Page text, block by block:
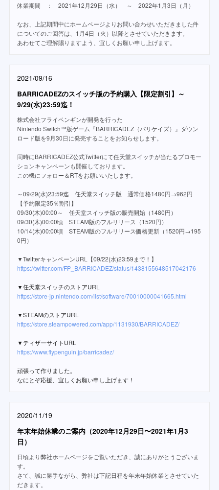
休業期間 ： 2021年12月29日（水） ～ 2022年1月3日（月）
なお、上記期間中にホームページよりお問い合わせいただきました件
についてのご回答は、1月4日（火）以降とさせていただきます。
あわせてご理解賜りますよう、宜しくお願い申し上げます。
2021/09/16
BARRICADEZのスイッチ版の予約購入【限定割引】～
9/29(水)23:59迄！
株式会社フライペンギンが開発を行った
Nintendo Switch™版ゲーム『BARRICADEZ（バリケイズ）』ダウン
ロード版を9月30日に発売することをお知らせします。
同時にBARRICADEZ公式Twitterにて任天堂スイッチが当たるプロモー
ションキャンペーンも開催しております。
この機にフォロー＆RTをお願いいたします。
～09/29(水)23:59迄 任天堂スイッチ版 通常価格1480円→962円
【予約限定35％割引】
09/30(木)00:00～ 任天堂スイッチ版の販売開始（1480円）
09/30(木)00:00頃 STEAM版のフルリリース（1520円）
10/14(木)00:00頃 STEAM版のフルリリース価格更新（1520円→195
0円）
▼TwitterキャンペーンURL【09/22(水)23:59まで！】
https://twitter.com/FP_BARRICADEZ/status/1438155648517042176
▼任天堂スイッチのストアURL
https://store-jp.nintendo.com/list/software/70010000041665.html
▼STEAMのストアURL
https://store.steampowered.com/app/1131930/BARRICADEZ/
▼ティザーサイトURL
https://www.flypenguin.jp/barricadez/
頑張って作りました。
なにとぞ応援、宜しくお願い申し上げます！
2020/11/19
年末年始休業のご案内（2020年12月29日〜2021年1月3
日）
日頃より弊社ホームページをご覧いただき、誠にありがとうございま
す。
さて、誠に勝手ながら、弊社は下記日程を年末年始休業とさせていた
だきます。